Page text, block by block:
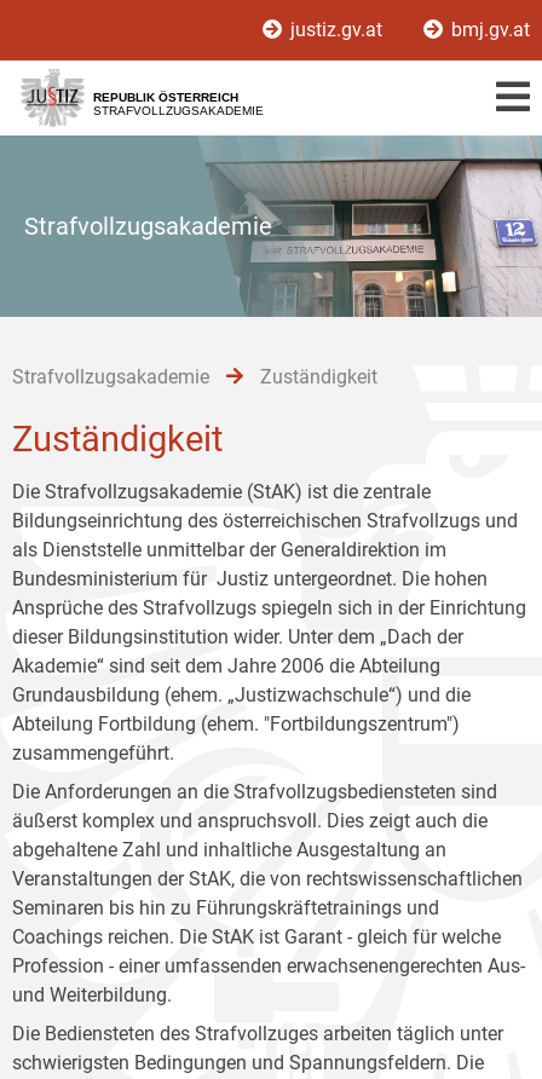
[1]
[2]
[3]
justiz.gv.at bmj.gv.at
REPUBLIK ÖSTERREICH
STRAFVOLLZUGSAKADEMIE
Strafvollzugsakademie
Strafvollzugsakademie Zuständigkeit
Zuständigkeit
Die Strafvollzugsakademie (StAK) ist die zentrale
Bildungseinrichtung des österreichischen Strafvollzugs und
als Dienststelle unmittelbar der Generaldirektion im
Bundesministerium für Justiz untergeordnet. Die hohen
Ansprüche des Strafvollzugs spiegeln sich in der Einrichtung
dieser Bildungsinstitution wider. Unter dem „Dach der
Akademie“ sind seit dem Jahre 2006 die Abteilung
Grundausbildung (ehem. „Justizwachschule“) und die
Abteilung Fortbildung (ehem. "Fortbildungszentrum")
zusammengeführt.
Die Anforderungen an die Strafvollzugsbediensteten sind
äußerst komplex und anspruchsvoll. Dies zeigt auch die
abgehaltene Zahl und inhaltliche Ausgestaltung an
Veranstaltungen der StAK, die von rechtswissenschaftlichen
Seminaren bis hin zu Führungskräftetrainings und
Coachings reichen. Die StAK ist Garant - gleich für welche
Profession - einer umfassenden erwachsenengerechten Aus-
und Weiterbildung.
Die Bediensteten des Strafvollzuges arbeiten täglich unter
schwierigsten Bedingungen und Spannungsfeldern. Die